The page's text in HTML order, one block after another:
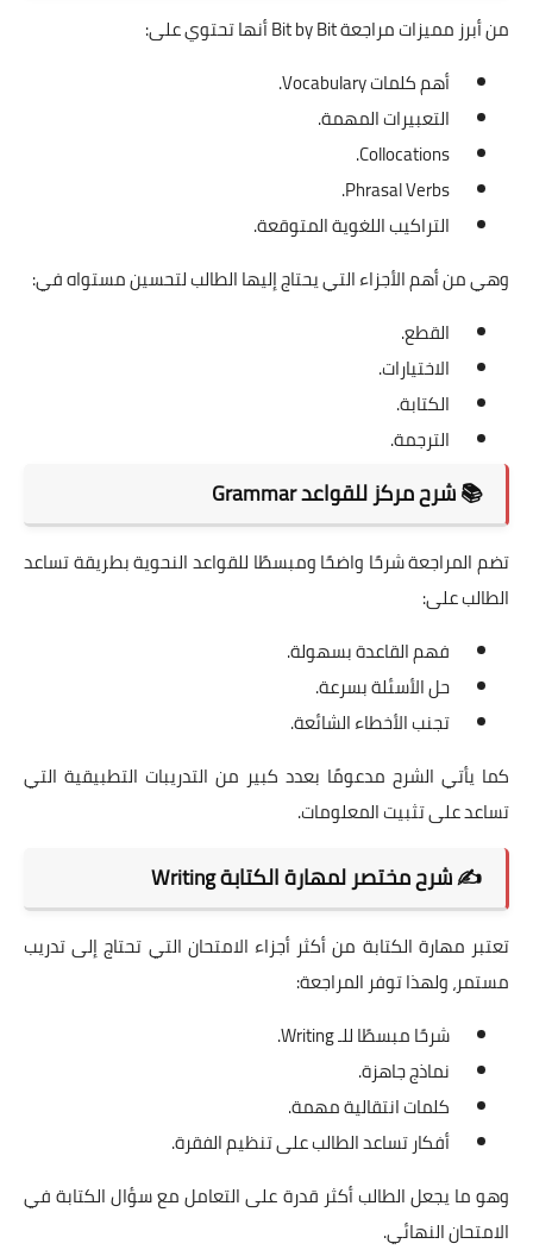
من أبرز مميزات مراجعة Bit by Bit أنها تحتوي على:
أهم كلمات Vocabulary.
التعبيرات المهمة.
Collocations.
Phrasal Verbs.
التراكيب اللغوية المتوقعة.
وهي من أهم الأجزاء التي يحتاج إليها الطالب لتحسين مستواه في:
القطع.
الاختيارات.
الكتابة.
الترجمة.
📚 شرح مركز للقواعد Grammar
تضم المراجعة شرحًا واضحًا ومبسطًا للقواعد النحوية بطريقة تساعد
الطالب على:
فهم القاعدة بسهولة.
حل الأسئلة بسرعة.
تجنب الأخطاء الشائعة.
كما يأتي الشرح مدعومًا بعدد كبير من التدريبات التطبيقية التي
تساعد على تثبيت المعلومات.
✍️ شرح مختصر لمهارة الكتابة Writing
تعتبر مهارة الكتابة من أكثر أجزاء الامتحان التي تحتاج إلى تدريب
مستمر، ولهذا توفر المراجعة:
شرحًا مبسطًا للـ Writing.
نماذج جاهزة.
كلمات انتقالية مهمة.
أفكار تساعد الطالب على تنظيم الفقرة.
وهو ما يجعل الطالب أكثر قدرة على التعامل مع سؤال الكتابة في
الامتحان النهائي.